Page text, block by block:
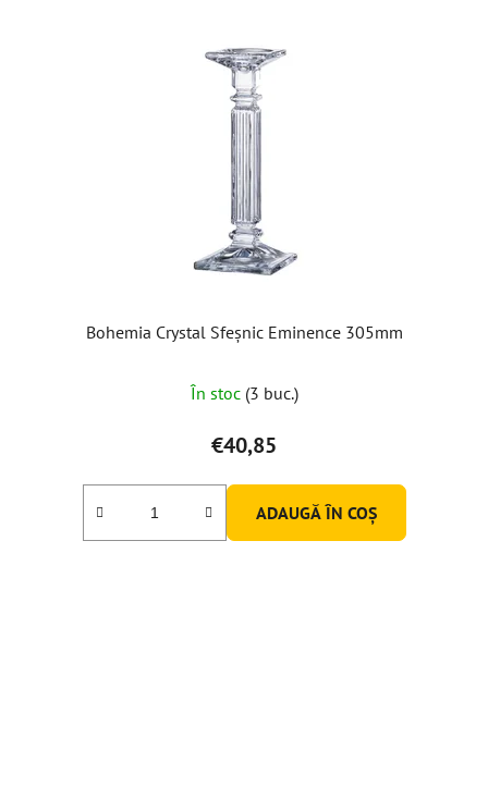
Bohemia Crystal Sfeșnic Eminence 305mm
medie
a
produsului
este
5,0
În stoc (3 buc.)
€40,85
ADAUGĂ ÎN COŞ